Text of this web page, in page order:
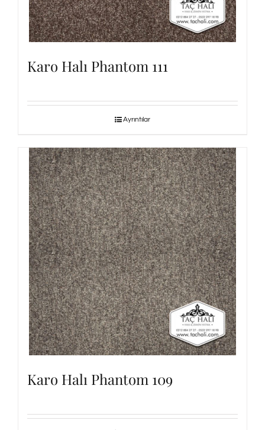
Karo Halı Phantom 111
Ayrıntılar
Karo Halı Phantom 109